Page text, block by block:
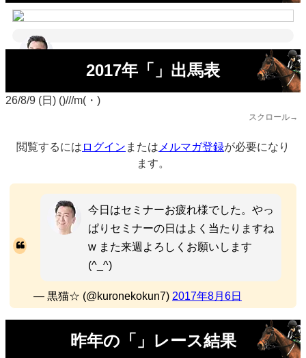
2017年「」出馬表
26/8/9 (日) ()///m(・)
スクロール→
閲覧するには ログイン または メルマガ登録が必要になり
ます。
今日はセミナーお疲れ様でした。やっ
ぱりセミナーの日はよく当たりますね
w また来週よろしくお願いします
(^_^)
— 黒猫☆ (@kuronekokun7) 2017年8月6日
昨年の「」レース結果